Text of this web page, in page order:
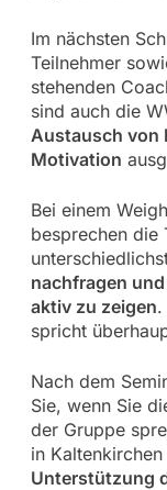
Im nächsten
Teilnehmer
stehenden
sind auch die
Austausch von
Motivation
Bei einem
besprechen die
nachfragen
aktiv zu zeigen.
spricht
Nach dem
Sie, wenn Sie
der Gruppe
in
Unterstützung